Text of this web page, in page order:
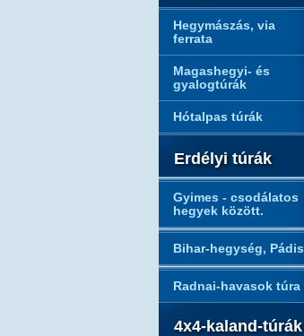
Hegymászás, via
ferrata
Magashegyi- és
gyalogtúrák
Hótalpas túrák
Erdélyi túrák
Gyimes - csodálatos
hegyek között.
Bihar-hegység, Pádis
Radnai-havasok túra
4x4-kaland-túrák